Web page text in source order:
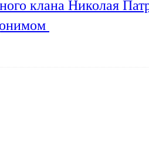
клана Николая